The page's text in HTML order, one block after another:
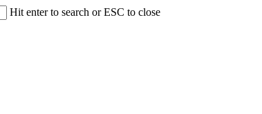
Hit enter to search or ESC to close